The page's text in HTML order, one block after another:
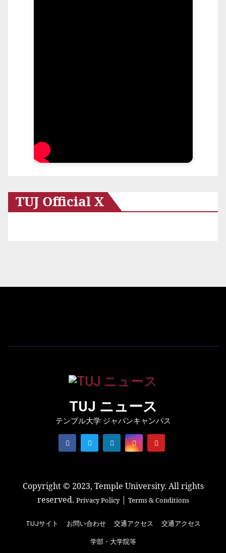
TUJ Official X
TUJ ニュース
テンプル大学 ジャパンキャンパス
Copyright © 2023, Temple University. All rights
reserved. Privacy Policy| Terms & Conditions
TUJサイト お問い合わせ 交通アクセス 交通アクセス
学部・大学院等